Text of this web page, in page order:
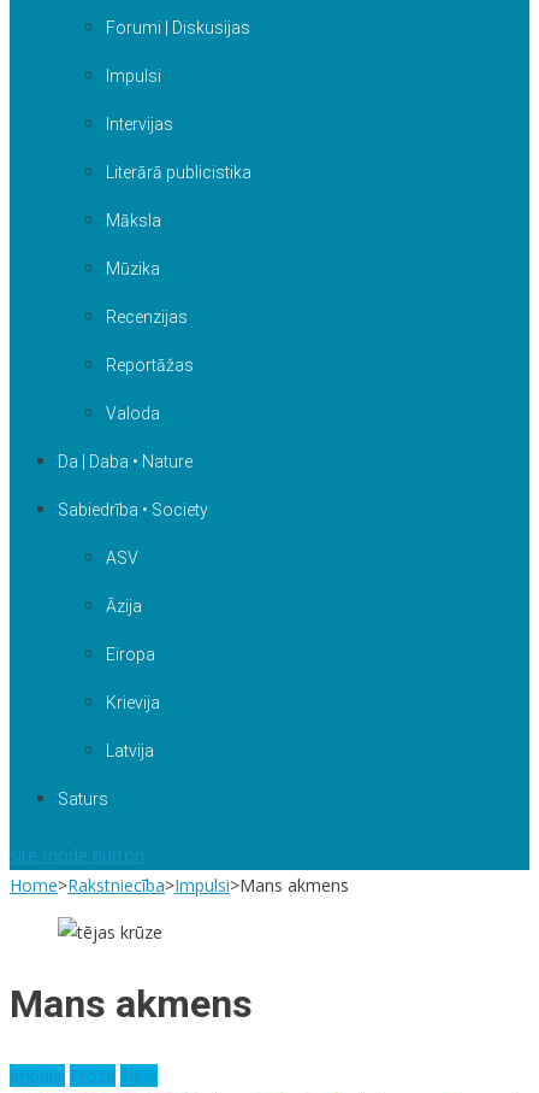
Forumi | Diskusijas
Impulsi
Intervijas
Literārā publicistika
Māksla
Mūzika
Recenzijas
Reportāžas
Valoda
Da | Daba • Nature
Sabiedrība • Society
ASV
Āzija
Eiropa
Krievija
Latvija
Saturs
site mode button
Home>Rakstniecība>Impulsi>Mans akmens
Mans akmens
Impulsi Proza Sleja